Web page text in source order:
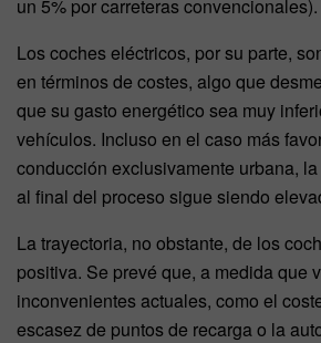
un 5% por carreteras convencionales).
Los coches eléctricos, por su parte,
en términos de costes, algo que
que su gasto energético sea muy
vehículos. Incluso en el caso más
conducción exclusivamente urbana,
al final del proceso sigue siendo
La trayectoria, no obstante, de los
positiva. Se prevé que, a medida que
inconvenientes actuales, como el
escasez de puntos de recarga o la